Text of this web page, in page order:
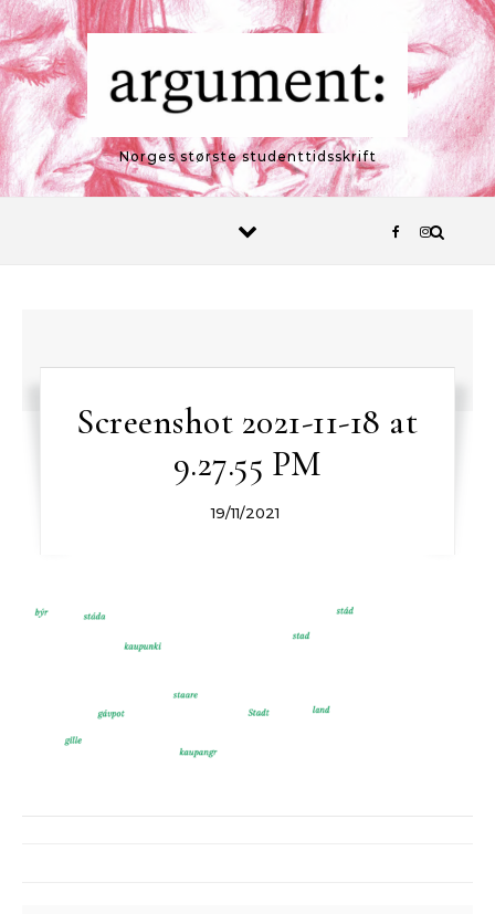
Skip to content
Norges største studenttidsskrift
Screenshot 2021-11-18 at
9.27.55 PM
19/11/2021